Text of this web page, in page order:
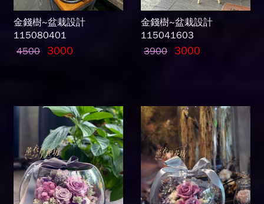
金錢樹~盆栽設計
115080401
4500 3000
金錢樹~盆栽設計
115041603
3900 3000